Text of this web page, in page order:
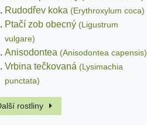
Rudodřev koka (Erythroxylum coca)
Ptačí zob obecný (Ligustrum
vulgare)
Anisodontea (Anisodontea capensis)
Vrbina tečkovaná (Lysimachia
punctata)
rostliny